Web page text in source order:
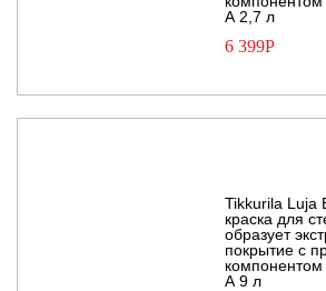
А 2,7 л
6 399Р
Tikkurila Luja
краска для
образует
покрытие с
компонентом
А 9 л